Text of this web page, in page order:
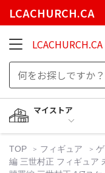
LCACHURCH.CA
LCACHURCH.CA
マイストア
TOP フィギュア
編 三世村正 フィギュア